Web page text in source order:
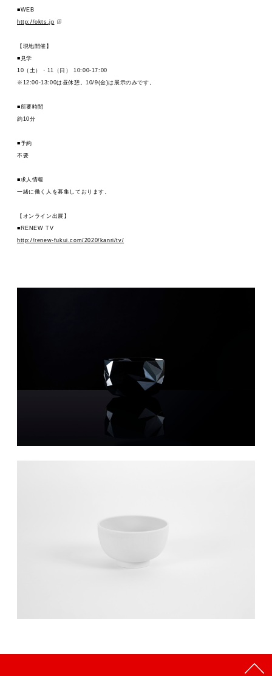
■WEB
http://okts.jp
【現地開催】
■見学
10（土）・11（日） 10:00-17:00
※12:00-13:00は昼休憩。10/9(金)は展示のみです。
■所要時間
約10分
■予約
不要
■求人情報
一緒に働く人を募集しております。
【オンライン出展】
■RENEW TV
http://renew-fukui.com/2020/kanri/tv/